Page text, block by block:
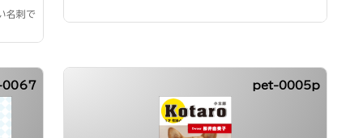
名刺で
0067 pet-0005p